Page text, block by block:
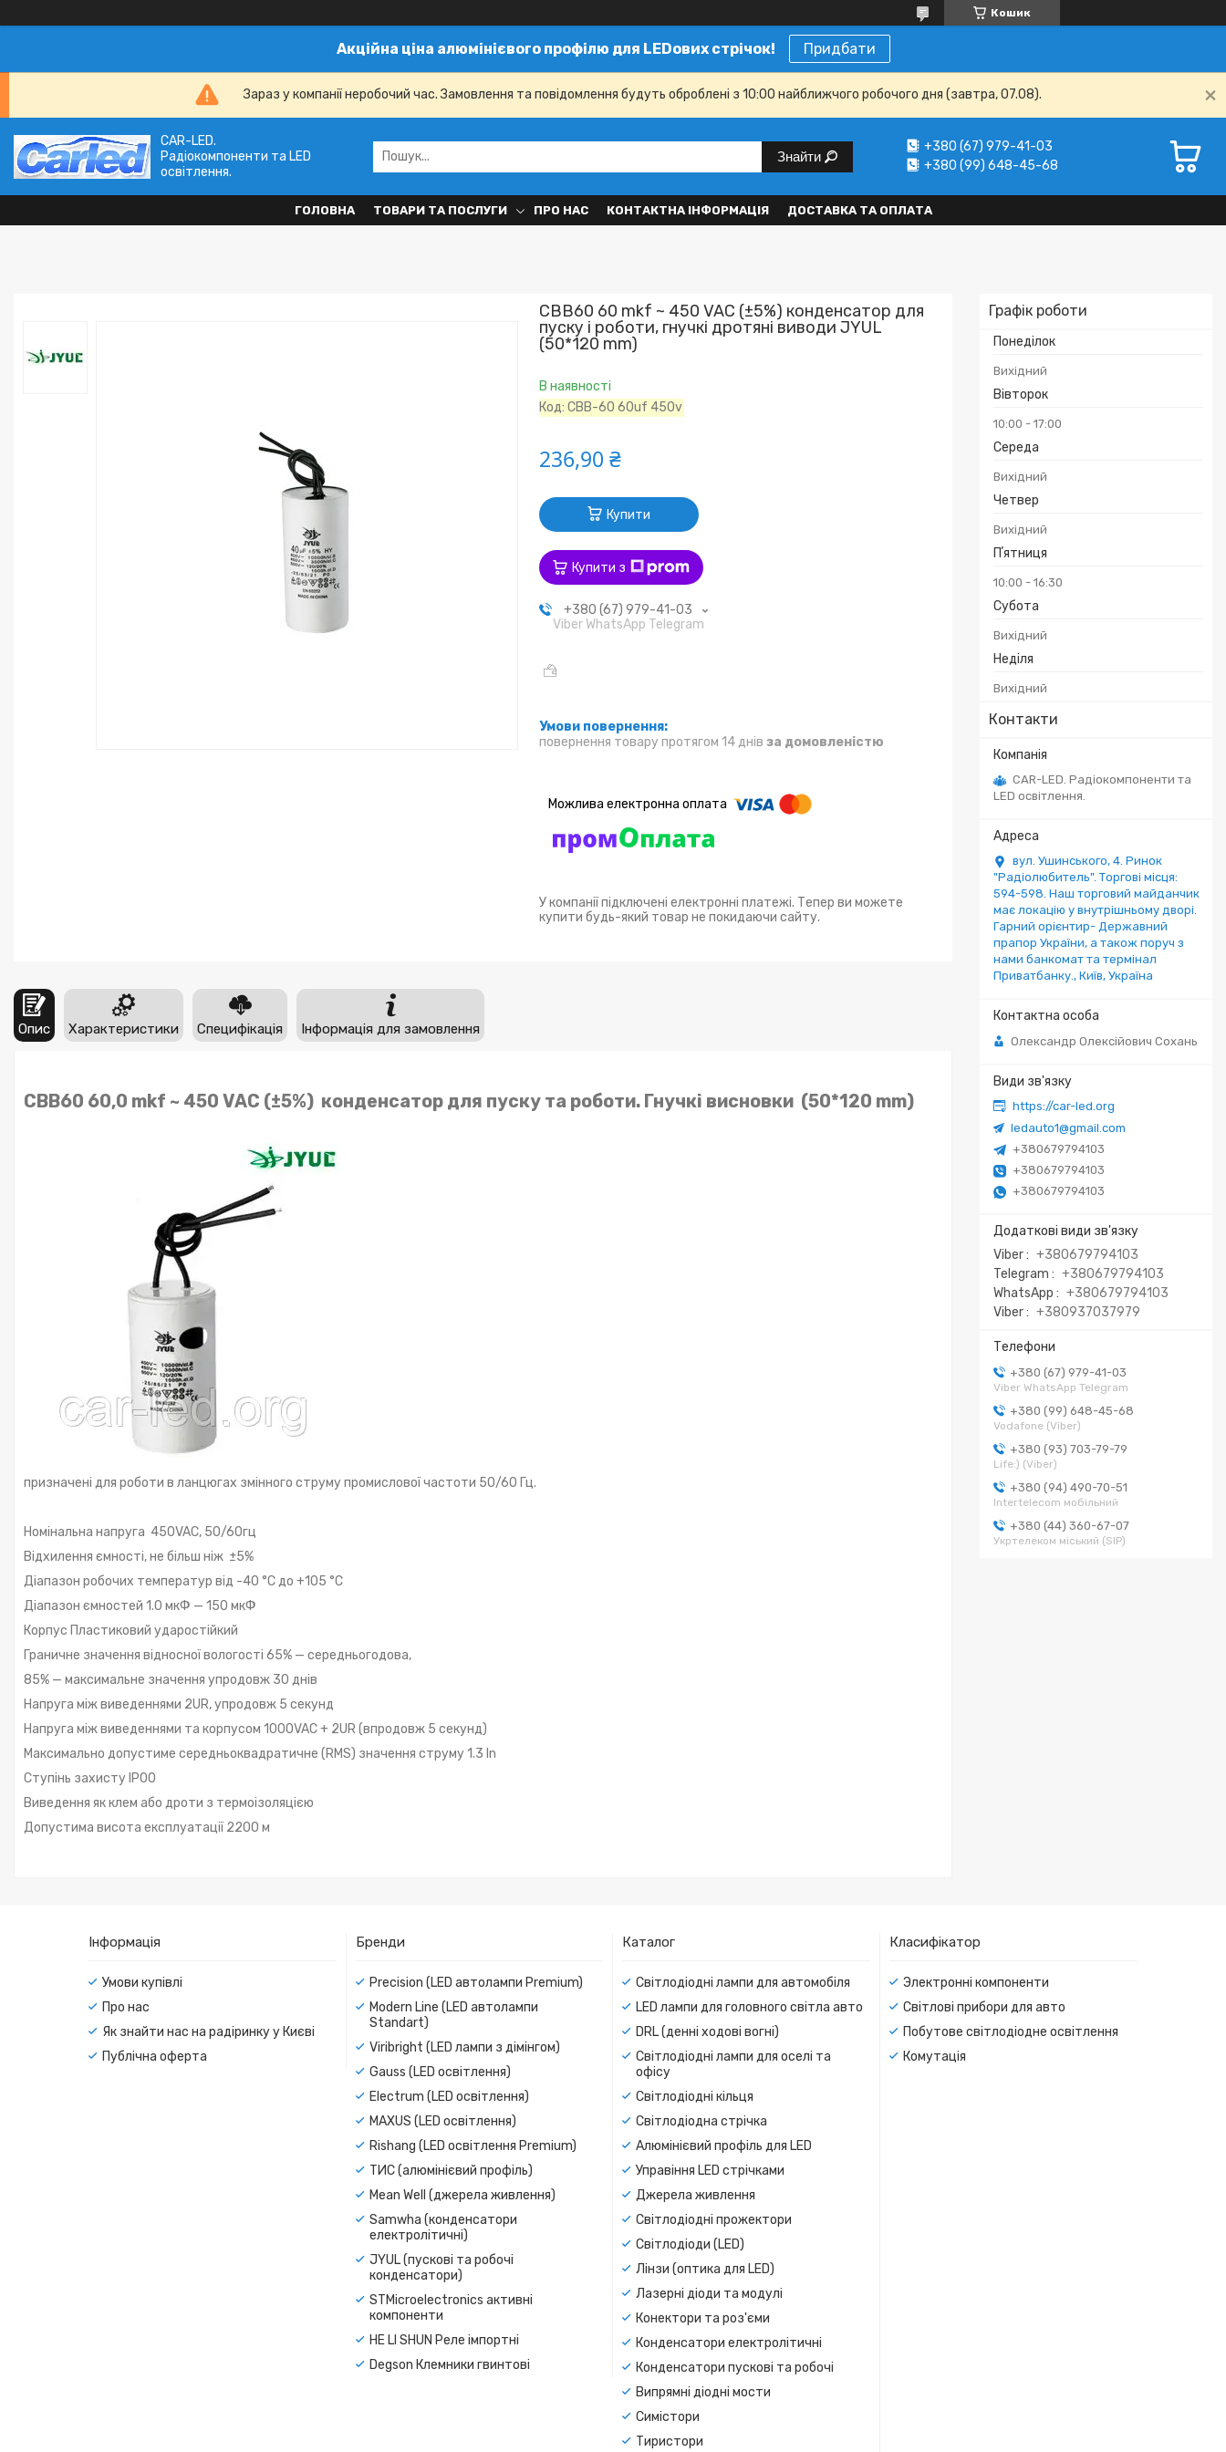
Кошик
Акційна ціна алюмінієвого профілю для LEDових стрічок! Придбати
Зараз у компанії неробочий час. Замовлення та повідомлення будуть оброблені з 10:00 найближчого робочого дня (завтра, 07.08).
CAR-LED.
Радіокомпоненти та LED
освітлення.
Знайти
+380 (67) 979-41-03
+380 (99) 648-45-68
ГОЛОВНА ТОВАРИ ТА ПОСЛУГИ ПРО НАС КОНТАКТНА ІНФОРМАЦІЯ ДОСТАВКА ТА ОПЛАТА
Графік роботи
Понеділок
Вихідний
Вівторок
10:00 17:00
Середа
Вихідний
Четвер
Вихідний
Пʼятниця
10:00 16:30
Субота
Вихідний
Неділя
Вихідний
Контакти
CAR-LED. Радіокомпоненти та
LED освітлення.
вул. Ушинського, 4. Ринок
"Радіолюбитель". Торгові місця:
594-598. Наш торговий майданчик
має локацію у внутрішньому дворі.
Гарний орієнтир- Державний
прапор України, а також поруч з
нами банкомат та термінал
Приватбанку., Київ, Україна
Олександр Олексійович Сохань
https://car-led.org
ledauto1@gmail.com
+380679794103
+380679794103
+380679794103
Viber
+380679794103
Telegram
+380679794103
WhatsApp
+380679794103
Viber
+380937037979
+380 (67) 979-41-03
Viber WhatsApp Telegram
+380 (99) 648-45-68
Vodafone (Viber)
+380 (93) 703-79-79
Life:) (Viber)
+380 (94) 490-70-51
Intertelecom мобільний
+380 (44) 360-67-07
Укртелеком міський (SIP)
CBB60 60 mkf ~ 450 VAC (±5%) конденсатор для
пуску і роботи, гнучкі дротяні виводи JYUL
(50*120 mm)
В наявності
Код:CBB-60 60uf 450v
236,90 ₴
Купити
Купити з
+380 (67) 979-41-03
Viber WhatsApp Telegram
повернення товару протягом 14 днів за домовленістю
У компанії підключені електронні платежі. Тепер ви можете
купити будь-який товар не покидаючи сайту.
Опис Характеристики Специфікація Інформація для замовлення
CBB60 60,0 mkf ~ 450 VAC (±5%) конденсатор для пуску та роботи. Гнучкі висновки (50*120 mm)
призначені для роботи в ланцюгах змінного струму промислової частоти 50/60 Гц.
Номінальна напруга 450VAC, 50/60гц
Відхилення ємності, не більш ніж ±5%
Діапазон робочих температур від -40 °C до +105 °C
Діапазон ємностей 1.0 мкФ — 150 мкФ
Корпус Пластиковий ударостійкий
Граничне значення відносної вологості 65% — середньогодова,
85% — максимальне значення упродовж 30 днів
Напруга між виведеннями 2UR, упродовж 5 секунд
Напруга між виведеннями та корпусом 1000VAC + 2UR (впродовж 5 секунд)
Максимально допустиме середньоквадратичне (RMS) значення струму 1.3 In
Ступінь захисту IP00
Виведення як клем або дроти з термоізоляцією
Допустима висота експлуатації 2200 м
Інформація
Умови купівлі
Про нас
Як знайти нас на радіринку у Києві
Публічна оферта
Бренди
Precision (LED автолампи Premium)
Modern Line (LED автолампи
Standart)
Viribright (LED лампи з дімінгом)
Gauss (LED освітлення)
Electrum (LED освітлення)
MAXUS (LED освітлення)
Rishang (LED освітлення Premium)
ТИС (алюмінієвий профіль)
Mean Well (джерела живлення)
Samwha (конденсатори
електролітичні)
JYUL (пускові та робочі
конденсатори)
STMicroelectronics активні
компоненти
HE LI SHUN Реле імпортні
Degson Клемники гвинтові
Каталог
Світлодіодні лампи для автомобіля
LED лампи для головного світла авто
DRL (денні ходові вогні)
Світлодіодні лампи для оселі та
офісу
Світлодіодні кільця
Світлодіодна стрічка
Алюмінієвий профіль для LED
Управіння LED стрічками
Джерела живлення
Світлодіодні прожектори
Світлодіоди (LED)
Лінзи (оптика для LED)
Лазерні діоди та модулі
Конектори та роз'єми
Конденсатори електролітичні
Конденсатори пускові та робочі
Випрямні діодні мости
Симістори
Тиристори
Класифікатор
Электронні компоненти
Світлові прибори для авто
Побутове світлодіодне освітлення
Комутація